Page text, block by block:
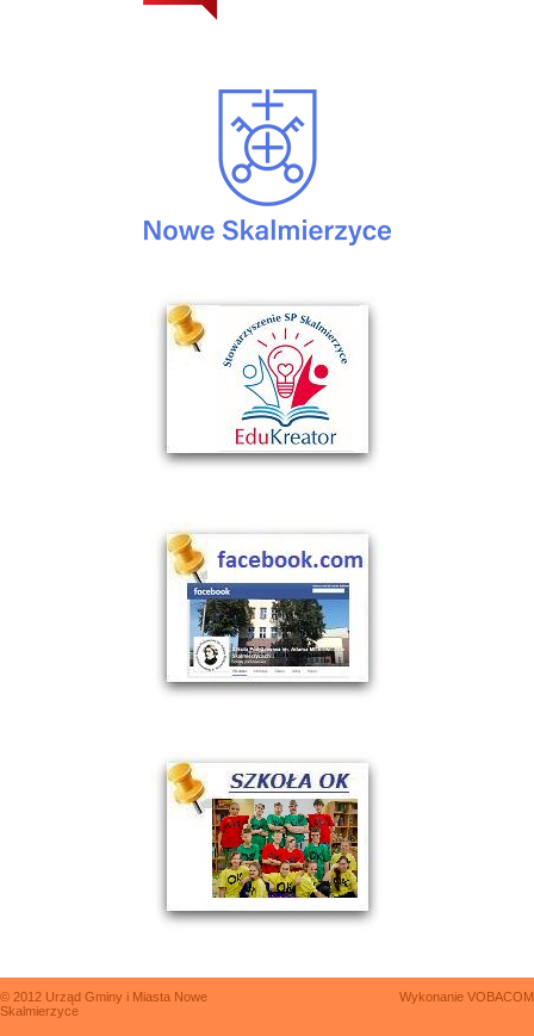
© 2012 Urząd Gminy i Miasta Nowe
Skalmierzyce
Wykonanie VOBACOM